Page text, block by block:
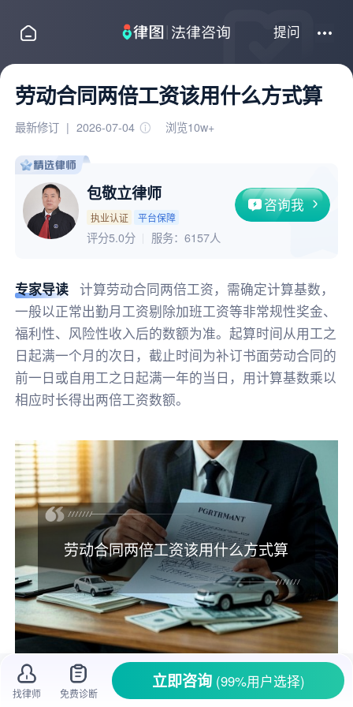
提问
劳动合同两倍工资该用什么方式算
最新修订 | 2026-07-04 浏览10w+
包敬立律师
执业认证 平台保障
咨询我
评分5.0分 服务： 6157人
专家导读
计算劳动合同两倍工资，需确定计算基数，
一般以正常出勤月工资剔除加班工资等非常规性奖金、
福利性、风险性收入后的数额为准。起算时间从用工之
日起满一个月的次日，截止时间为补订书面劳动合同的
前一日或自用工之日起满一年的当日，用计算基数乘以
相应时长得出两倍工资数额。
劳动合同两倍工资该用什么方式算
在职场上，很多打工人都遇到过权益受损的
找律师 免费诊断
立即咨询 (99%用户选择)